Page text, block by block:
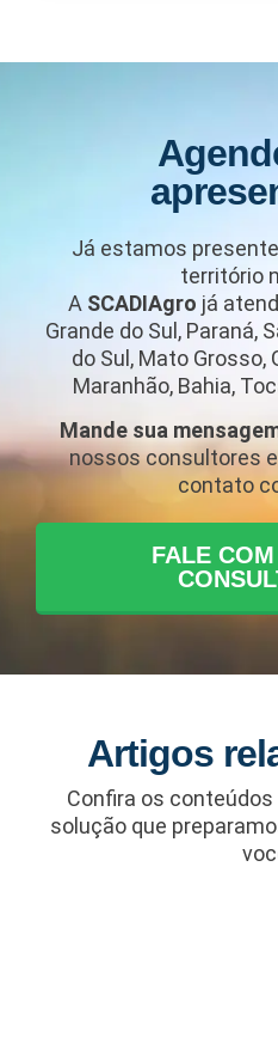
Já estamos
território
A SCADIAgro já
Grande do Sul, Paraná,
do Sul, Mato Grosso,
Maranhão, Bahia,
Mande sua
nossos consultores
contato
FALE
Artigos
Confira os
solução que